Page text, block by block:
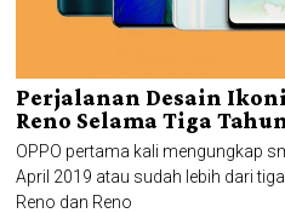
Perjalanan Desain
Reno Selama Tiga
OPPO pertama kali mengungkap
April 2019 atau sudah lebih dari
Reno dan Reno